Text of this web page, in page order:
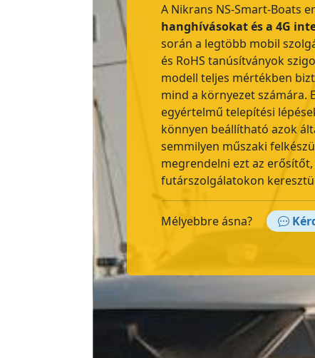
A Nikrans NS-Smart-Boats
hanghívásokat és a 4G
során a legtöbb mobil
és RoHS tanúsítványok
modell teljes mértékben
mind a környezet számára.
egyértelmű telepítési
könnyen beállítható azok
semmilyen műszaki
megrendelni ezt az
futárszolgálatokon
Mélyebbre ásna?